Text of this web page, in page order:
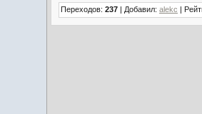
Переходов: 237 | Добавил: alekc |